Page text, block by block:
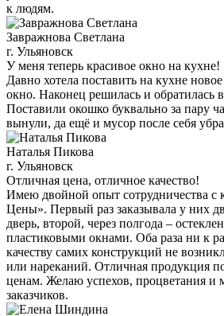
к людям.
Завражнова Светлана
г. Ульяновск
У меня теперь красивое окно на кухне!
Давно хотела поставить на кухне
окно. Наконец решилась и
Поставили окошко буквально за пару
вынули, да ещё и мусор после себя
Наталья Пикова
г. Ульяновск
Отличная цена, отличное качество!
Имею двойной опыт сотрудничества с
Цены». Первый раз заказывала у них
дверь, второй, через полгода –
пластиковыми окнами. Оба раза ни к
качеству самих конструкций не
или нареканий. Отличная продукция
ценам. Желаю успехов, процветания и
заказчиков.